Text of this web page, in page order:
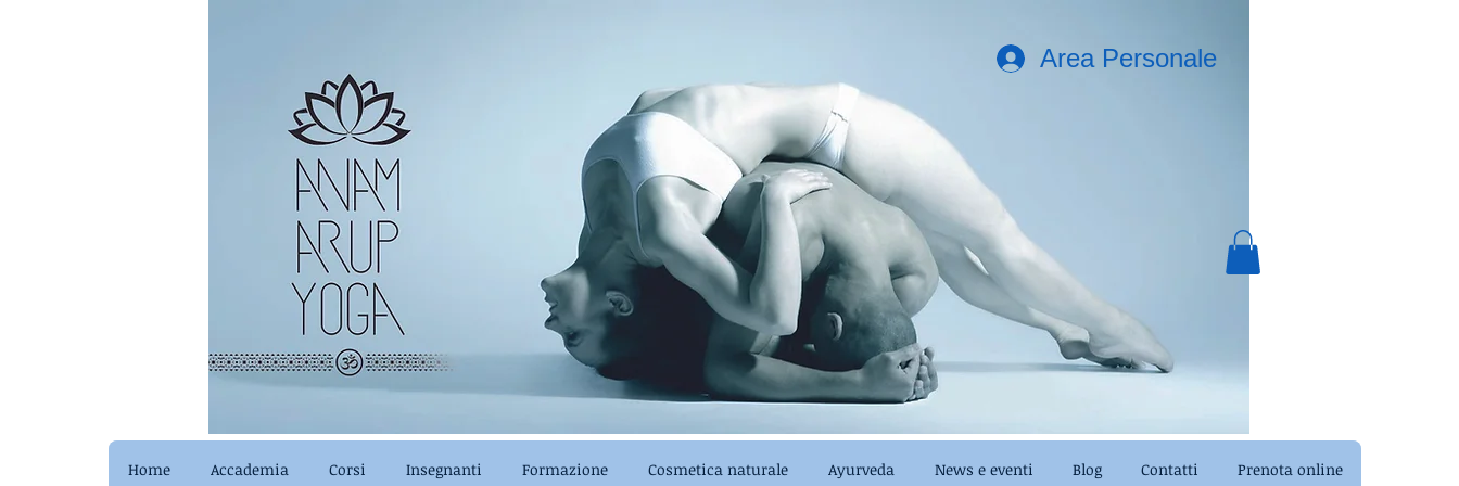
Area Personale
Home Accademia Corsi Insegnanti Formazione Cosmetica naturale Ayurveda News e eventi Blog Contatti Prenota online